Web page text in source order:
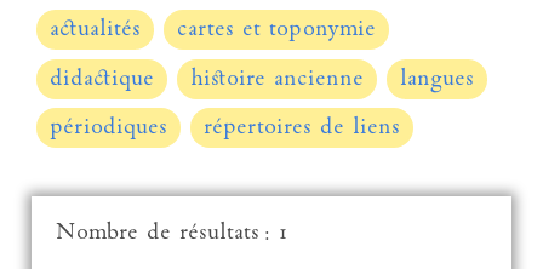
actualités
cartes et toponymie
didactique
histoire ancienne
langues
périodiques
répertoires de liens
Nombre de résultats : 1